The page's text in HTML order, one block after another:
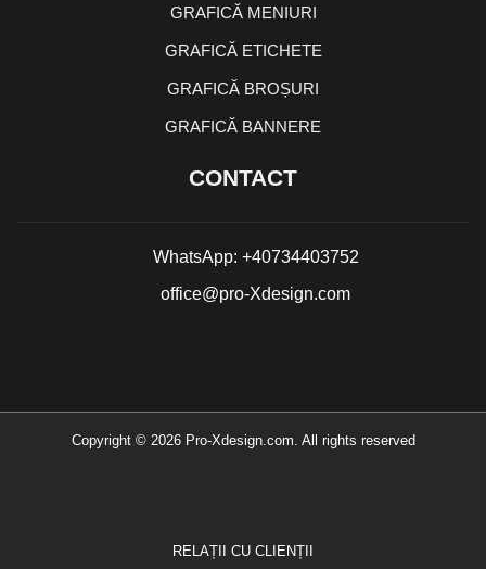
GRAFICĂ MENIURI
GRAFICĂ ETICHETE
GRAFICĂ BROȘURI
GRAFICĂ BANNERE
CONTACT
WhatsApp: +40734403752
office@pro-Xdesign.com
Copyright © 2026 Pro-Xdesign.com. All rights reserved
RELAȚII CU CLIENȚII